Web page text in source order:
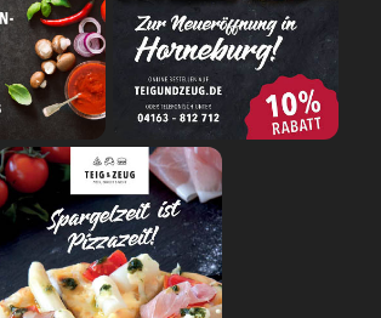
GETRÄNKE
STARTSEITE